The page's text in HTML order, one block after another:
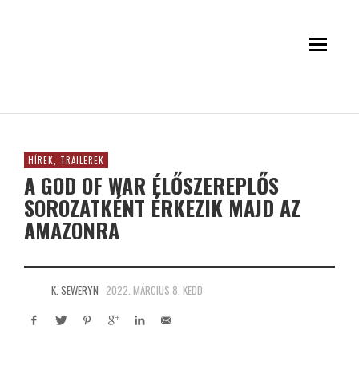
HÍREK, TRAILEREK
A GOD OF WAR ÉLŐSZEREPLŐS
SOROZATKÉNT ÉRKEZIK MAJD AZ
AMAZONRA
K. SEWERYN 2022. MÁRCIUS 8. KEDD